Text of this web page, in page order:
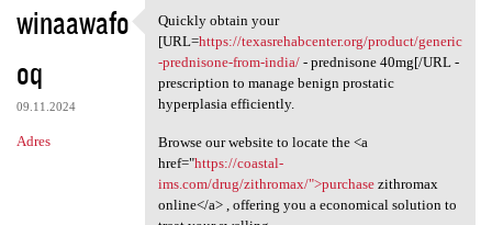
winaawafo
oq
09.11.2024
Adres
Quickly obtain your [URL
Quickly obtain your
[URL=https://texasrehabcenter.org/product/generic
-prednisone-from-india/- prednisone 40mg[/URL -
prescription to manage benign prostatic
hyperplasia efficiently.
Browse our website to locate the <a
href="https://coastal-
ims.com/drug/zithromax/">purchasezithromax
online</a> , offering you a economical solution to